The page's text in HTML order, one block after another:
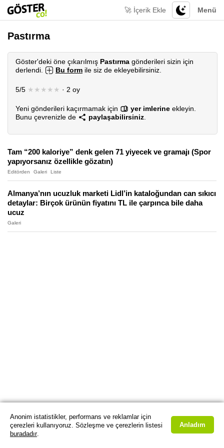
Menü
🚀 İçerik Ekle
Pastırma
Göster'deki öne çıkarılmış Pastırma gönderileri sizin için
derlendi.
Bu form ile siz de ekleyebilirsiniz.
5/5 ★★★★★ · 2 oy
Yeni gönderileri kaçırmamak için yer imlerine ekleyin.
Bunu çevrenizle de
paylaşabilirsiniz
Tam “200 kaloriye” denk gelen 71 yiyecek ve gramajı (Spor
yapıyorsanız özellikle gözatın)
Editörden Galeri Liste
Almanya’nın ucuzluk marketi Lidl’in kataloğundan can sıkıcı
detaylar: Birçok ürünün fiyatını TL ile çarpınca bile daha
ucuz
Galeri
Anonim istatistikler, performans ve reklamlar için
çerezleri kullanıyoruz. Sözleşme ve çerezlerin listesi
buradadır.
Anladım